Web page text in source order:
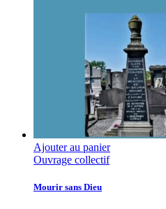
Ajouter au panier
Ouvrage collectif
Mourir sans Dieu